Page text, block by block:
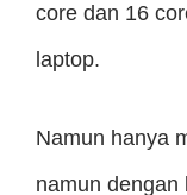
core dan 16
laptop.
Namun hanya
namun dengan